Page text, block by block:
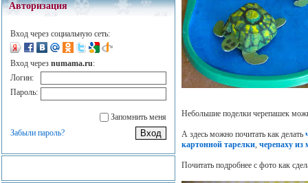
Авторизация
Вход через социальную сеть:
Вход через numama.ru:
Логин:
Пароль:
Запомнить меня
Забыли пароль?
Небольшие поделки черепашек
А здесь можно почитать как делать
картонной тарелки, черепаху из
Почитать подробнее с фото как